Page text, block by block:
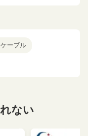
ーブル
ない